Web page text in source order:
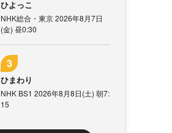
ひよっこ
NHK総合・東京 2026年8月7日
(金) 昼0:30
ひまわり
NHK BS1 2026年8月8日(土) 朝7:
15